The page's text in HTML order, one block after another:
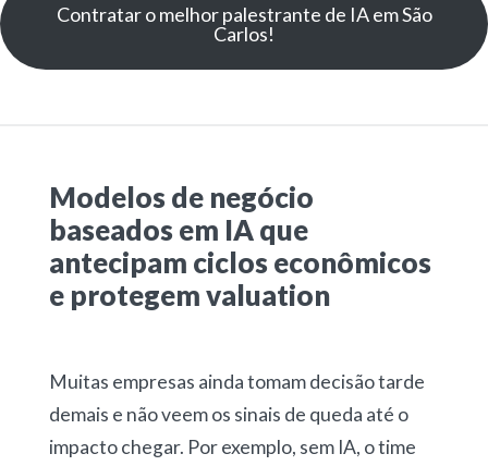
Contratar o melhor palestrante de IA em São
Carlos!
Modelos de negócio
baseados em IA que
antecipam ciclos econômicos
e protegem valuation
Muitas empresas ainda tomam decisão tarde
demais e não veem os sinais de queda até o
impacto chegar. Por exemplo, sem IA, o time